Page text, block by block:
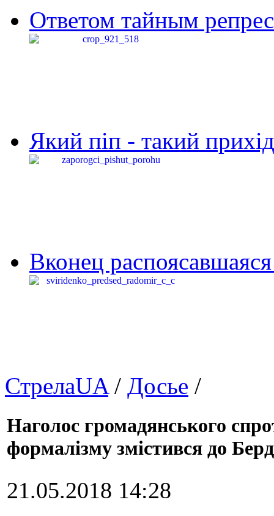
Ответом тайным
Який піп - такий
Вконец
СтрелаUA/ Досье /
Наголос громадянського
формалізму змістився до
21.05.2018 14:28